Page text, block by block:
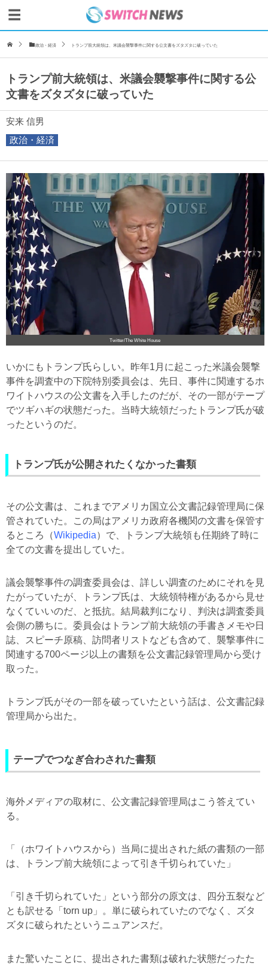
政治・経済 トランプ前大統領は、米議会襲撃事件に関する公文書をズタズタに破っていた
トランプ前大統領は、米議会襲撃事件に関する公
文書をズタズタに破っていた
安来 信男
政治・経済
Twitter/The White House
いかにもトランプ氏らしい。昨年1月に起こった米議会襲撃
事件を調査中の下院特別委員会は、先日、事件に関連するホ
ワイトハウスの公文書を入手したのだが、その一部がテープ
でツギハギの状態だった。当時大統領だったトランプ氏が破
ったというのだ。
トランプ氏が公開されたくなかった書類
その公文書は、これまでアメリカ国立公文書記録管理局に保
管されていた。この局はアメリカ政府各機関の文書を保管す
るところ（Wikipedia）で、トランプ大統領も任期終了時に
全ての文書を提出していた。
議会襲撃事件の調査委員会は、詳しい調査のためにそれを見
たがっていたが、トランプ氏は、大統領特権があるから見せ
なくていいのだ、と抵抗。結局裁判になり、判決は調査委員
会側の勝ちに。委員会はトランプ前大統領の手書きメモや日
誌、スピーチ原稿、訪問者リストなども含めて、襲撃事件に
関連する700ページ以上の書類を公文書記録管理局から受け
取った。
トランプ氏がその一部を破っていたという話は、公文書記録
管理局から出た。
テープでつなぎ合わされた書類
海外メディアの取材に、公文書記録管理局はこう答えてい
る。
「（ホワイトハウスから）当局に提出された紙の書類の一部
は、トランプ前大統領によって引き千切られていた」
「引き千切られていた」という部分の原文は、四分五裂など
とも訳せる「torn up」。単に破られていたのでなく、ズタ
ズタに破られたというニュアンスだ。
また驚いたことに、提出された書類は破れた状態だったた